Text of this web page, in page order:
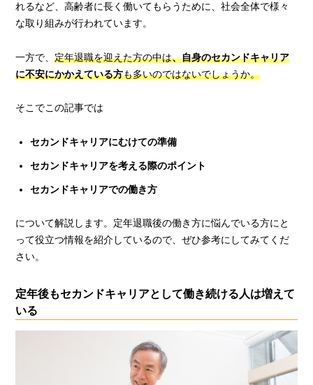
れるなど、高齢者に長く働いてもらうために、社会全体で様々
な取り組みが行われています。
一方で、定年退職を迎えた方の中は、自身のセカンドキャリア
に不安にかかえている方も多いのではないでしょうか。
そこでこの記事では
セカンドキャリアにむけての準備
セカンドキャリアを考える際のポイント
セカンドキャリアでの働き方
について解説します。定年退職後の働き方に悩んでいる方にと
って役立つ情報を紹介しているので、ぜひ参考にしてみてくだ
さい。
定年後もセカンドキャリアとして働き続ける人は増えて
いる